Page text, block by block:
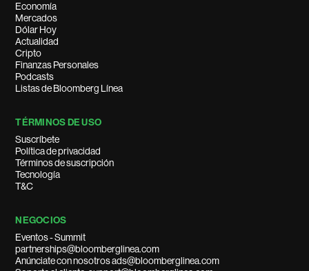
Economía
Mercados
Dólar Hoy
Actualidad
Cripto
Finanzas Personales
Podcasts
Listas de Bloomberg Línea
TÉRMINOS DE USO
Suscríbete
Política de privacidad
Términos de suscripción
Tecnología
T&C
NEGOCIOS
Eventos - Summit
partnerships@bloomberglinea.com
Anúnciate con nosotros ads@bloomberglinea.com